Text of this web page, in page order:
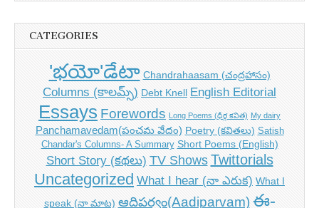
CATEGORIES
'భయో'డేటా Chandrahaasam (చంద్రహాసం)
Columns (కాలమ్స్) Debt Knell English Editorial
Essays Forewords Long Poems (ధీర్గ కవిత) My dairy
Panchamavedam(పంచమ వేదం) Poetry (కవితలు) Satish
Chandar's Columns- A Summary Short Poems (English)
Short Story (కథలు) TV Shows Twittorials
Uncategorized What I hear (నా ఎరుక) What I
speak (నా మాట) ఆదిపర్వం(Aadiparvam) ఈ-